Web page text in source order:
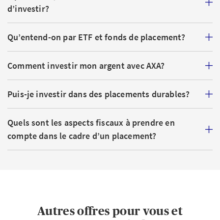
Compte d’épargne:
Fonds de placement:investissement groupé dans
ETF:fonds généralement à gestion passive qui
rendement correspondants
d’investir?
Qu’entend-on par ETF et fonds de placement?
Comment investir mon argent avec AXA?
Puis-je investir dans des placements durables?
Quels sont les aspects fiscaux à prendre en
compte dans le cadre d’un placement?
Autres offres pour vous et